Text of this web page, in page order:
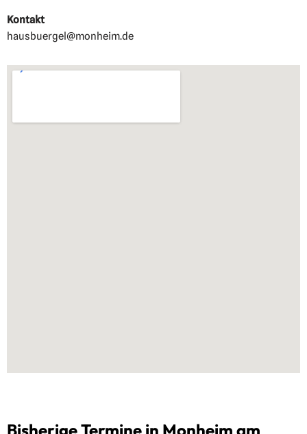
Kontakt
hausbuergel@monheim.de
Bisherige Termine in Monheim am